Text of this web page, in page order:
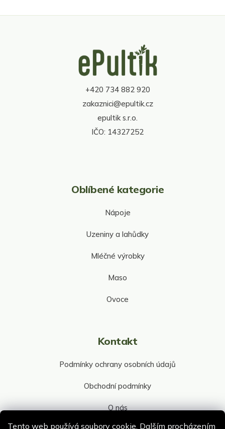
Tento web používá soubory cookie. Dalším procházením
+420 734 882 920
zakaznici@epultik.cz
epultik s.r.o.
IČO: 14327252
Oblíbené kategorie
Nápoje
Uzeniny a lahůdky
Mléčné výrobky
Maso
Ovoce
Kontakt
Podmínky ochrany osobních údajů
Obchodní podmínky
O nás